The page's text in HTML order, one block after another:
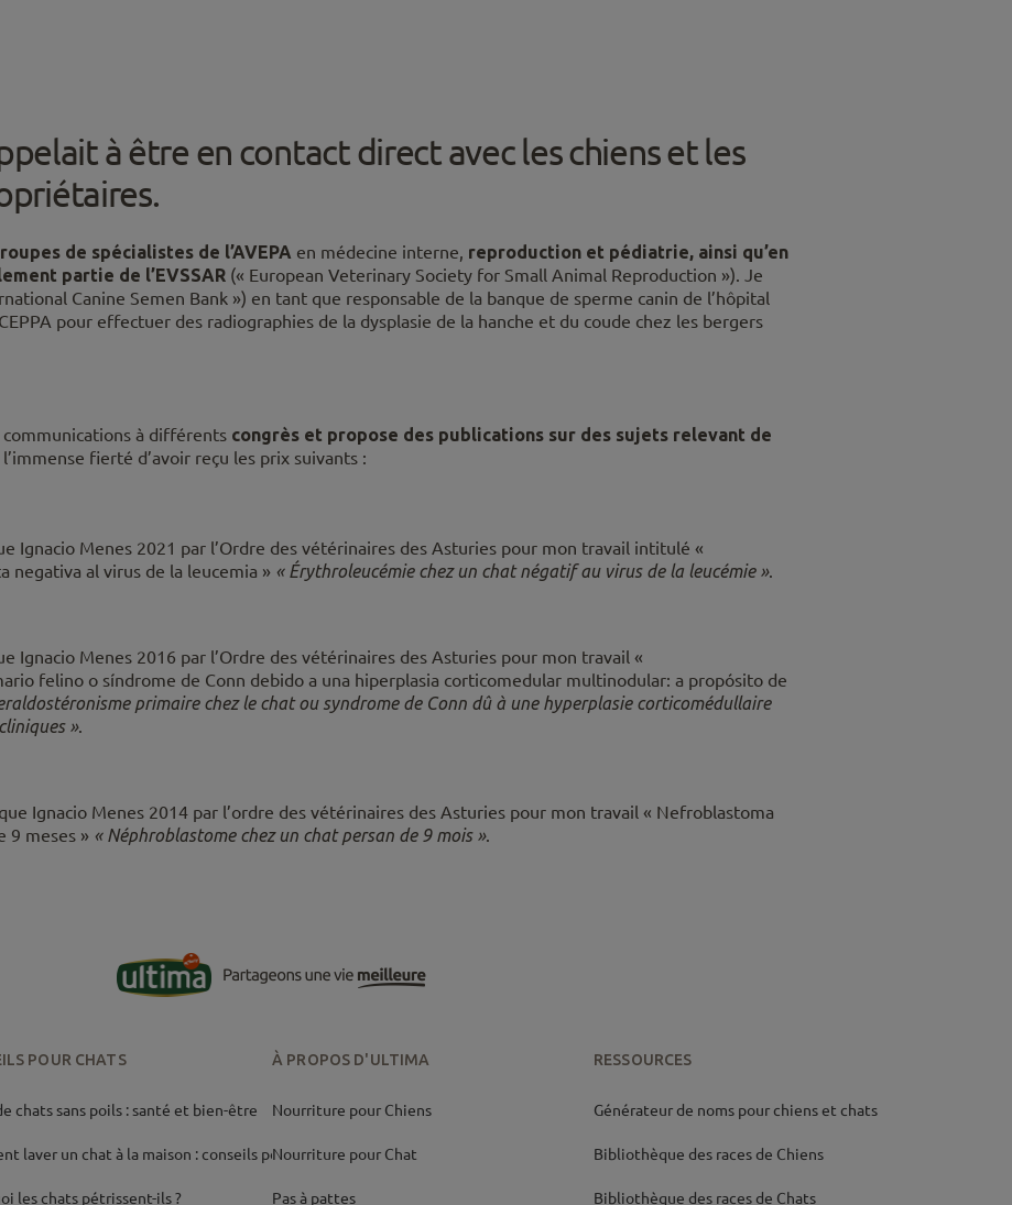
à être en contact direct avec les chiens et les
de spécialistes de l’AVEPA en médecine interne, reproduction et pédiatrie, ainsi qu’en
partie de l’EVSSAR (« European Veterinary Society for Small Animal Reproduction »). Je
Canine Semen Bank ») en tant que responsable de la banque de sperme canin de l’hôpital
pour effectuer des radiographies de la dysplasie de la hanche et du coude chez les bergers
à différents congrès et propose des publications sur des sujets relevant de
l’immense fierté d’avoir reçu les prix suivants :
Ignacio Menes 2021 par l’Ordre des vétérinaires des Asturies pour mon travail intitulé «
negativa al virus de la leucemia » « Érythroleucémie chez un chat négatif au virus de la leucémie ».
Ignacio Menes 2016 par l’Ordre des vétérinaires des Asturies pour mon travail «
felino o síndrome de Conn debido a una hiperplasia corticomedular multinodular: a propósito de
primaire chez le chat ou syndrome de Conn dû à une hyperplasie corticomédullaire
».
Ignacio Menes 2014 par l’ordre des vétérinaires des Asturies pour mon travail « Nefroblastoma
9 meses » « Néphroblastome chez un chat persan de 9 mois ».
POUR CHATS
chats sans poils : santé et bien-être
laver un chat à la maison : conseils pour
les chats pétrissent-ils ?
À PROPOS D'ULTIMA
Nourriture pour Chiens
Nourriture pour Chat
Pas à pattes
RESSOURCES
Générateur de noms pour chiens et chats
Bibliothèque des races de Chiens
Bibliothèque des races de Chats